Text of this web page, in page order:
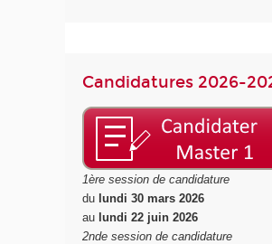
Candidatures 2026-
1ère session de candidature
du lundi 30 mars 2026
au lundi 22 juin 2026
2nde session de candidature